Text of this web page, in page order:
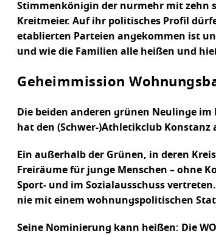
Stimmenkönigin der nurmehr mit zehn
Kreitmeier. Auf ihr politisches Profil
etablierten Parteien angekommen ist
und wie die Familien alle heißen und
Geheimmission
Die beiden anderen grünen Neulinge
hat den (Schwer-)Athletikclub
Ein außerhalb der Grünen, in deren
Freiräume für junge Menschen – ohne
Sport- und im Sozialausschuss
nie mit einem wohnungspolitischen
Seine Nominierung kann heißen: Die